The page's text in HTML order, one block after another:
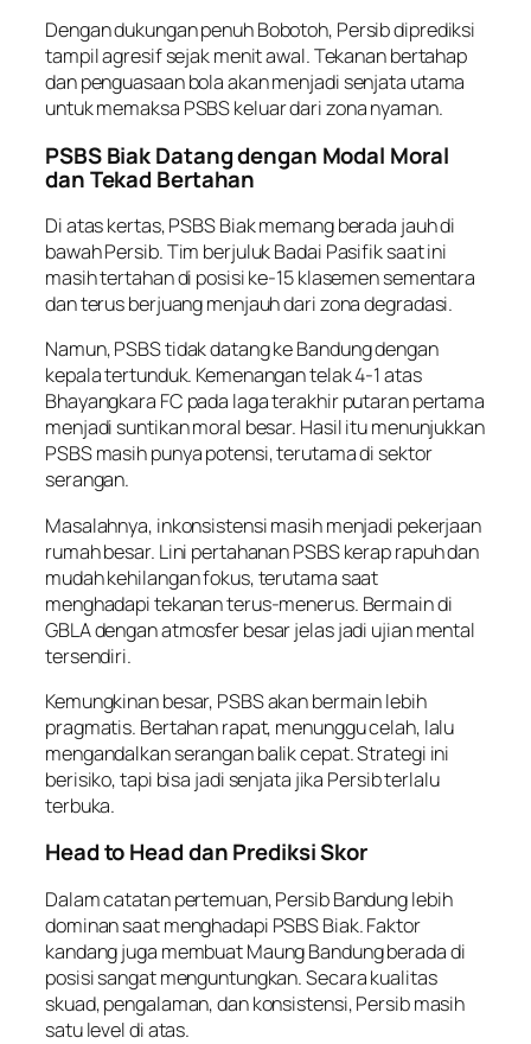
Dengan dukungan penuh Bobotoh, Persib diprediksi
tampil agresif sejak menit awal. Tekanan bertahap
dan penguasaan bola akan menjadi senjata utama
untuk memaksa PSBS keluar dari zona nyaman.
PSBS Biak Datang dengan Modal Moral
dan Tekad Bertahan
Di atas kertas, PSBS Biak memang berada jauh di
bawah Persib. Tim berjuluk Badai Pasifik saat ini
masih tertahan di posisi ke-15 klasemen sementara
dan terus berjuang menjauh dari zona degradasi.
Namun, PSBS tidak datang ke Bandung dengan
kepala tertunduk. Kemenangan telak 4-1 atas
Bhayangkara FC pada laga terakhir putaran pertama
menjadi suntikan moral besar. Hasil itu menunjukkan
PSBS masih punya potensi, terutama di sektor
serangan.
Masalahnya, inkonsistensi masih menjadi pekerjaan
rumah besar. Lini pertahanan PSBS kerap rapuh dan
mudah kehilangan fokus, terutama saat
menghadapi tekanan terus-menerus. Bermain di
GBLA dengan atmosfer besar jelas jadi ujian mental
tersendiri.
Kemungkinan besar, PSBS akan bermain lebih
pragmatis. Bertahan rapat, menunggu celah, lalu
mengandalkan serangan balik cepat. Strategi ini
berisiko, tapi bisa jadi senjata jika Persib terlalu
terbuka.
Head to Head dan Prediksi Skor
Dalam catatan pertemuan, Persib Bandung lebih
dominan saat menghadapi PSBS Biak. Faktor
kandang juga membuat Maung Bandung berada di
posisi sangat menguntungkan. Secara kualitas
skuad, pengalaman, dan konsistensi, Persib masih
satu level di atas.